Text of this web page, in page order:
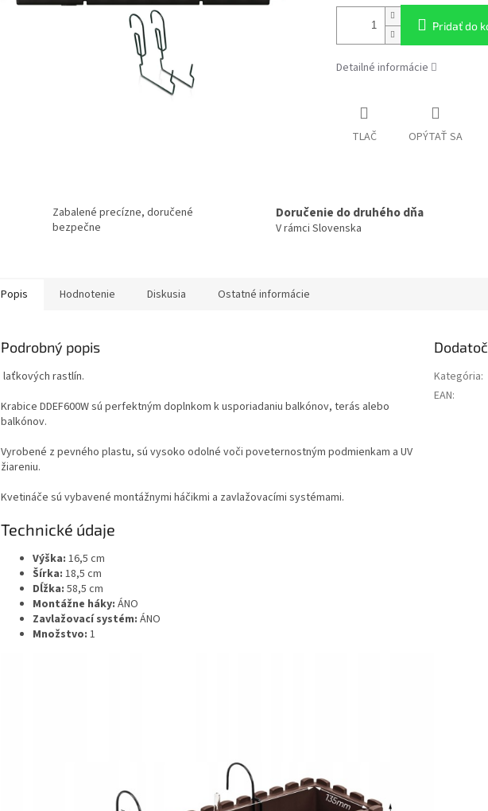
Pridať do
Detailné informácie
TLAČ OPÝTAŤ SA
Zabalené precízne, doručené
bezpečne
Doručenie do druhého dňa
V rámci Slovenska
Popis Hodnotenie Diskusia Ostatné informácie
Podrobný popis
laťkových rastlín.
Krabice DDEF600W sú perfektným doplnkom k usporiadaniu balkónov, terás alebo
balkónov.
Vyrobené z pevného plastu, sú vysoko odolné voči poveternostným podmienkam a UV
žiareniu.
Kvetináče sú vybavené montážnymi háčikmi a zavlažovacími systémami.
Technické údaje
Výška: 16,5 cm
Šírka: 18,5 cm
Dĺžka: 58,5 cm
Montážne háky: ÁNO
Zavlažovací systém: ÁNO
Množstvo: 1
Kategória:
EAN: